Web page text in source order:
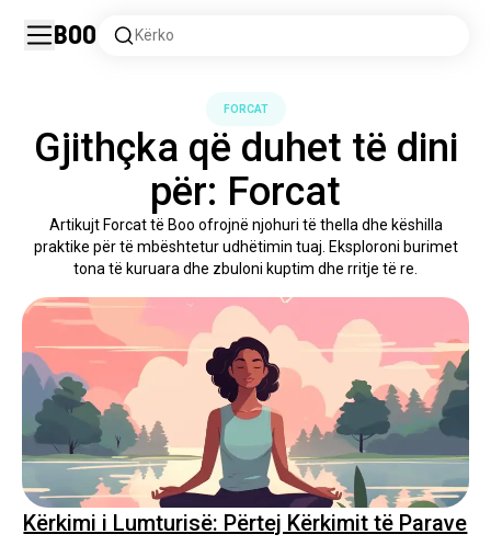
Boo Kërko
FORCAT
Gjithçka që duhet të dini
për: Forcat
Artikujt Forcat të Boo ofrojnë njohuri të thella dhe këshilla
praktike për të mbështetur udhëtimin tuaj. Eksploroni burimet
tona të kuruara dhe zbuloni kuptim dhe rritje të re.
Kërkimi i Lumturisë: Përtej Kërkimit të Parave